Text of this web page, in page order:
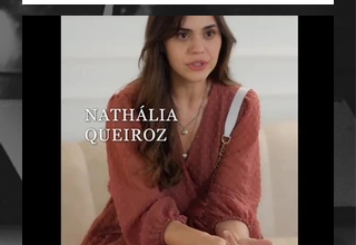
Janeiro recebe o projeto Sérgio
Ricardo Memória Viva Ocupa
Universidades, uma iniciativa que leva o
vasto acervo e a filosofia de um dos
maiores intelectuais da cultura brasileira
para o centro do debate acadêmico.